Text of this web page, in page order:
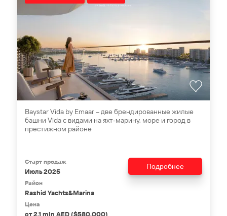
Baystar Vida by Emaar – две брендированные жилые
башни Vida с видами на яхт‑марину, море и город в
престижном районе
Старт продаж
Июль 2025
Район
Rashid Yachts&Marina
Цена
от 2,1 mln AED ($580,000)
Подробнее